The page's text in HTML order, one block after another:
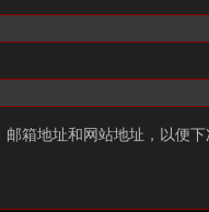
箱地址和网站地址，以便下